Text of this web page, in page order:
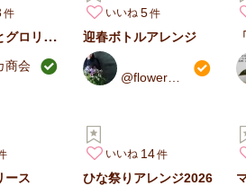
マグノリアとグロリオサの正月アレンジ
商会
いいね 5
迎春ボトルアレンジ
@flower_s
ース
いいね 14
ひな祭りアレンジ2026